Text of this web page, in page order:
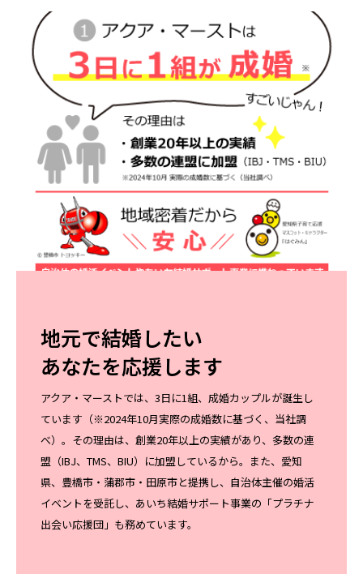
地元で結婚したい
あなたを応援します
アクア・マーストでは、3日に1組、成婚カップルが誕生し
ています（※2024年10月実際の成婚数に基づく、当社調
べ）。その理由は、創業20年以上の実績があり、多数の連
盟（IBJ、TMS、BIU）に加盟しているから。また、愛知
県、豊橋市・蒲郡市・田原市と提携し、自治体主催の婚活
イベントを受託し、あいち結婚サポート事業の「プラチナ
出会い応援団」も務めています。